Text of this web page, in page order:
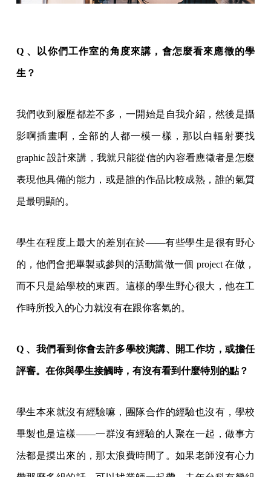
Q 、以你們工作室的角度來講，會怎麼看來應徵的學
生？
我們收到履歷都差不多，一開始是自我介紹，然後是攝
影啊插畫啊，全部的人都一模一樣，那以白輻射要找
graphic 設計來講，我就只能從信的內容看應徵者是怎麼
表現他具備的能力，或是誰的作品比較成熟，誰的氣質
是最明顯的。
學生在程度上最大的差別在於——有些學生是很有野心
的，他們會把畢製或參與的活動當做一個 project 在做，
而不只是給學校的東西。這樣的學生野心很大，他在工
作時所投入的心力就沒有在跟你客氣的。
Q 、我們看到你會去許多學校演講、開工作坊，或擔任
評審。在你與學生接觸時，有沒有看到什麼特別的點？
學生本來就沒有經驗嘛，團隊合作的經驗也沒有，學校
畢製也是這樣——一群沒有經驗的人聚在一起，做事方
法都是摸出來的，那太浪費時間了。如果老師沒有心力